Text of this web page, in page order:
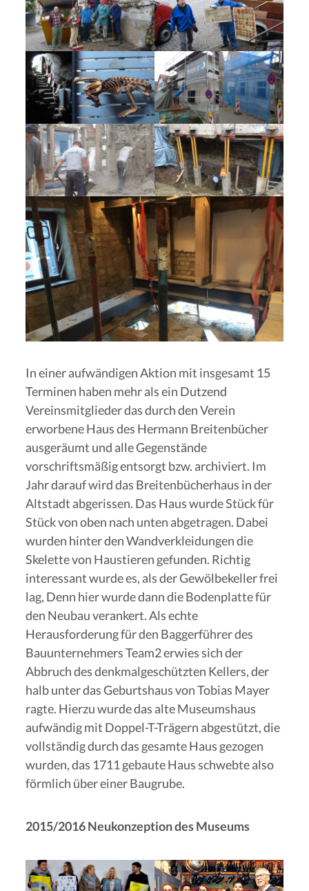
In einer aufwändigen Aktion mit insgesamt 15
Terminen haben mehr als ein Dutzend
Vereinsmitglieder das durch den Verein
erworbene Haus des Hermann Breitenbücher
ausgeräumt und alle Gegenstände
vorschriftsmäßig entsorgt bzw. archiviert. Im
Jahr darauf wird das Breitenbücherhaus in der
Altstadt abgerissen. Das Haus wurde Stück für
Stück von oben nach unten abgetragen. Dabei
wurden hinter den Wandverkleidungen die
Skelette von Haustieren gefunden. Richtig
interessant wurde es, als der Gewölbekeller frei
lag, Denn hier wurde dann die Bodenplatte für
den Neubau verankert. Als echte
Herausforderung für den Baggerführer des
Bauunternehmers Team2 erwies sich der
Abbruch des denkmalgeschützten Kellers, der
halb unter das Geburtshaus von Tobias Mayer
ragte. Hierzu wurde das alte Museumshaus
aufwändig mit Doppel-T-Trägern abgestützt, die
vollständig durch das gesamte Haus gezogen
wurden, das 1711 gebaute Haus schwebte also
förmlich über einer Baugrube.
2015/2016 Neukonzeption des Museums